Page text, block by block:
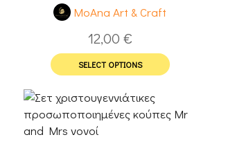
MoAna Art & Craft
12,00 €
SELECT OPTIONS